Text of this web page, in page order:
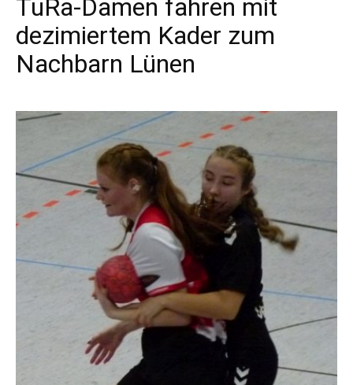
TuRa-Damen fahren mit
dezimiertem Kader zum
Nachbarn Lünen